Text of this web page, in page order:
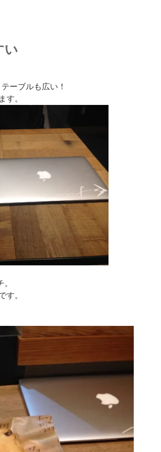
い
ーブルも広い！
す。
す。